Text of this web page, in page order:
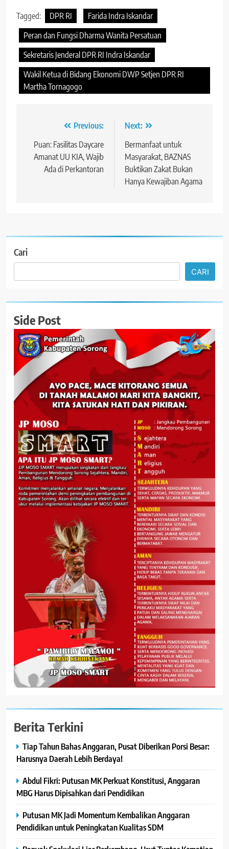
Tagged: DPR RI
Farida Indra Iskandar
Peran dan Fungsi Dharma Wanita Persatuan
Sekretaris Jenderal DPR RI Indra Iskandar
Wakil Ketua di Bidang Ekonomi DWP Setjen DPR RI
Martha Tornagogo
Navigasi
pos
Previous:
Puan: Fasilitas Daycare
Amanat UU KIA, Wajib
Ada di Perkantoran
Next:
Bermanfaat untuk
Masyarakat, BAZNAS
Buktikan Zakat Bukan
Hanya Kewajiban Agama
Cari
CARI
Side Post
Berita Terkini
Tiap Tahun Bahas Anggaran, Pusat Diberikan Porsi Besar:
Harusnya Daerah Lebih Berdaya!
Abdul Fikri: Putusan MK Perkuat Konstitusi, Anggaran
MBG Harus Dipisahkan dari Pendidikan
Putusan MK Jadi Momentum Kembalikan Anggaran
Pendidikan untuk Peningkatan Kualitas SDM